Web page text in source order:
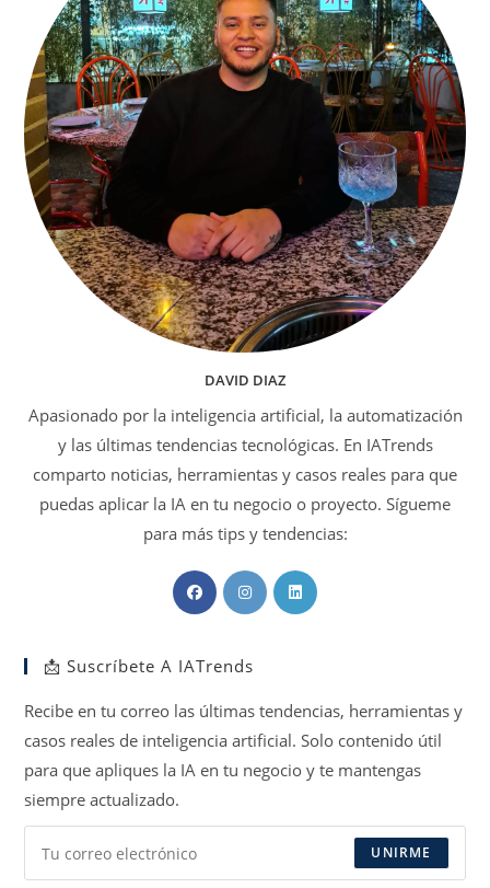
DAVID DIAZ
Apasionado por la inteligencia artificial, la automatización
y las últimas tendencias tecnológicas. En IATrends
comparto noticias, herramientas y casos reales para que
puedas aplicar la IA en tu negocio o proyecto. Sígueme
para más tips y tendencias:
Se
abre
una
pestaña
Se
abre
pestaña
Se
pestaña
📩 Suscríbete A IATrends
Recibe en tu correo las últimas tendencias, herramientas y
casos reales de inteligencia artificial. Solo contenido útil
para que apliques la IA en tu negocio y te mantengas
siempre actualizado.
UNIRME